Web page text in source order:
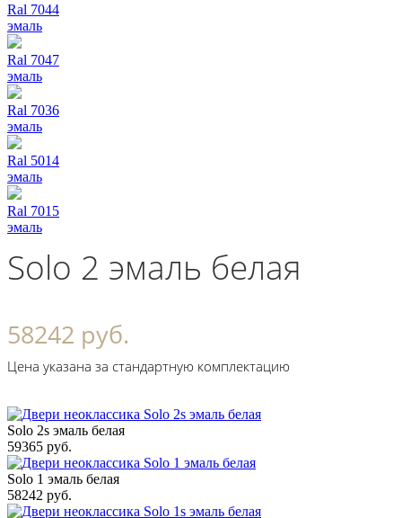
Ral 7044
эмаль
Ral 7047
эмаль
Ral 7036
эмаль
Ral 5014
эмаль
Ral 7015
эмаль
Solo 2 эмаль белая
58242 руб.
Цена указана за стандартную комплектацию
Solo 2s эмаль белая
59365 руб.
Solo 1 эмаль белая
58242 руб.